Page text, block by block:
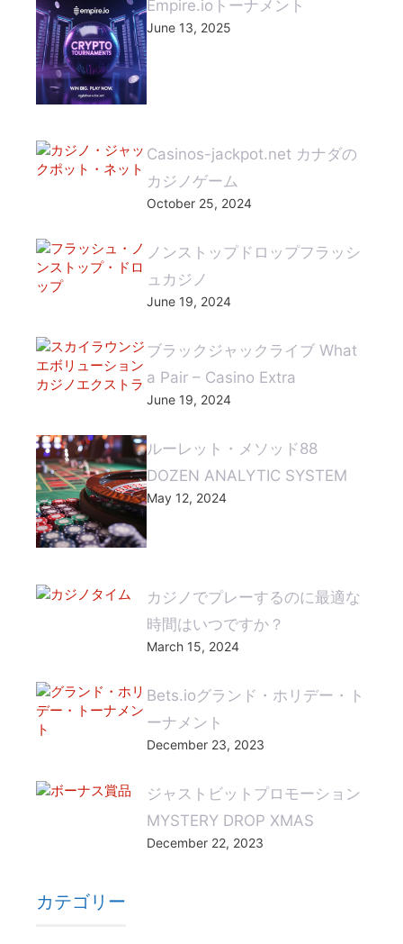
Empire.ioトーナメント
June 13, 2025
Casinos-jackpot.net カナダの
カジノゲーム
October 25, 2024
ノンストップドロップフラッシ
ュカジノ
June 19, 2024
ブラックジャックライブ What
a Pair – Casino Extra
June 19, 2024
ルーレット・メソッド88
DOZEN ANALYTIC SYSTEM
May 12, 2024
カジノでプレーするのに最適な
時間はいつですか？
March 15, 2024
Bets.ioグランド・ホリデー・ト
ーナメント
December 23, 2023
ジャストビットプロモーション
MYSTERY DROP XMAS
December 22, 2023
カテゴリー